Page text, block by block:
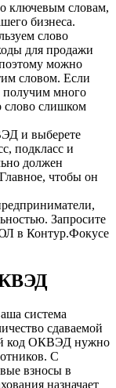
ключевым словам,
бизнеса.
слово
для продажи
можно
словом. Если
получим много
слово слишком
и выберете
подкласс и
должен
чтобы он
Запросите
в Контур.Фокусе
система
сдаваемой
код ОКВЭД нужно
С
взносы в
назначает